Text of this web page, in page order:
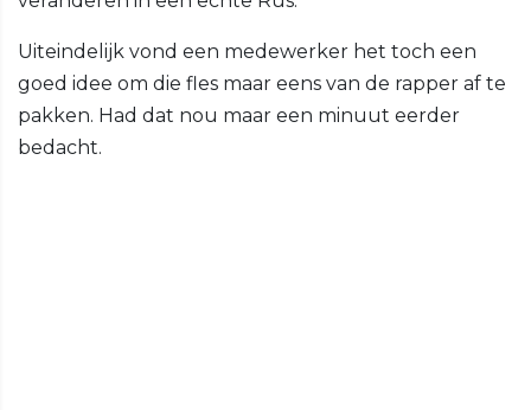
Uiteindelijk vond een medewerker het toch een
goed idee om die fles maar eens van de rapper af te
pakken. Had dat nou maar een minuut eerder
bedacht.